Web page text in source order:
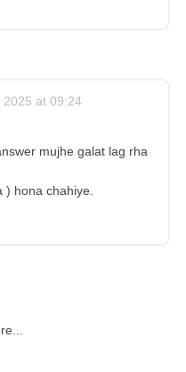
2025 at 09:24
mujhe galat lag rha
) hona chahiye.